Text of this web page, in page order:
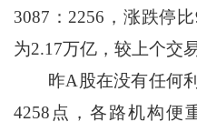
3087：2256，涨跌停
为2.17万亿，较上个交
昨A股在没有任何利
4258点，各路机构便